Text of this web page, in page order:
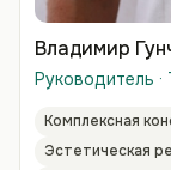
Владимир
Руководитель ·
Комплексная
Эстетическая